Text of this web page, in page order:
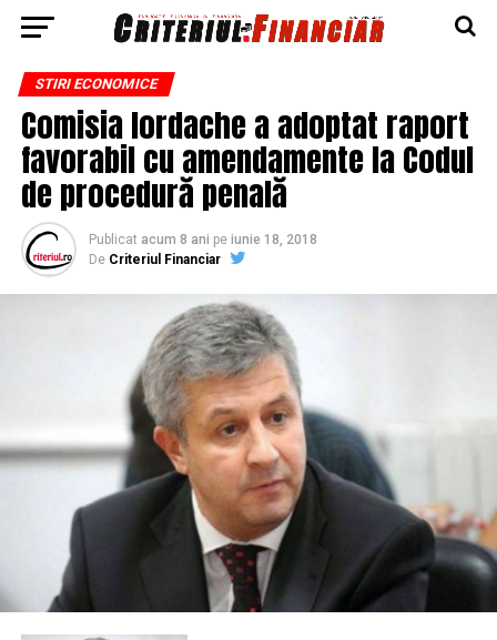
STIRI ECONOMICE
Comisia Iordache a adoptat raport
favorabil cu amendamente la Codul
de procedură penală
Publicat acum 8 ani pe iunie 18, 2018
De Criteriul Financiar